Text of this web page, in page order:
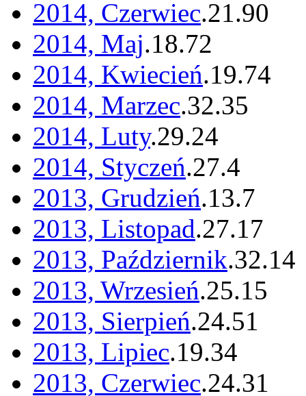
2014, Czerwiec.21.90
2014, Maj.18.72
2014, Kwiecień.19.74
2014, Marzec.32.35
2014, Luty.29.24
2014, Styczeń.27.4
2013, Grudzień.13.7
2013, Listopad.27.17
2013, Październik.32.14
2013, Wrzesień.25.15
2013, Sierpień.24.51
2013, Lipiec.19.34
2013, Czerwiec.24.31